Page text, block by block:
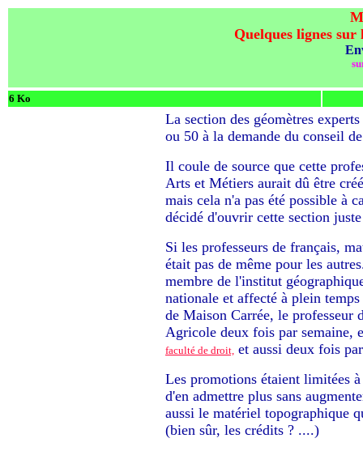
Quelques lignes sur
6 Ko
La section des géomètres
ou 50 à la demande du conseil
Il coule de source que cette
Arts et Métiers aurait dû être
mais cela n'a pas été possible à
décidé d'ouvrir cette section
Si les professeurs de français,
était pas de même pour les
membre de l'institut
nationale et affecté à plein
de Maison Carrée, le professeur
Agricole deux fois par semaine,
faculté de droit, et aussi deux fois
Les promotions étaient limitées
d'en admettre plus sans
aussi le matériel topographique
(bien sûr, les crédits ? ....)